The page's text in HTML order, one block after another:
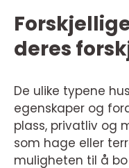
deres
De ulike typene
egenskaper og
plass, privatliv og
som hage eller
muligheten til å